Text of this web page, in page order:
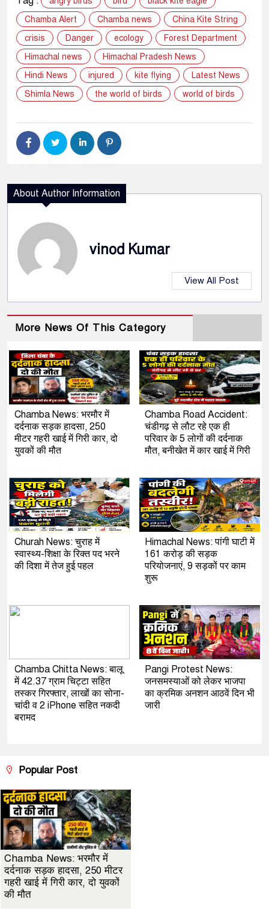
Chamba Alert
Chamba news
China Kite String
crisis
Danger ecology
Forest Department
Himachal news
Himachal Pradesh News
Hindi News
injured kite flying
Latest News
Shimla News
the world of birds world of birds
About Author Information
vinod Kumar
View All Post
More News Of This Category
Chamba News: भरमौर में
दर्दनाक सड़क हादसा, 250
मीटर गहरी खाई में गिरी कार, दो
युवकों की मौत
Chamba Road Accident:
चंडीगढ़ से लौट रहे एक ही
परिवार के 5 लोगों की दर्दनाक
मौत, बनीखेत में कार खाई में गिरी
Churah News: चुराह में
स्वास्थ्य-शिक्षा के रिक्त पद भरने
की दिशा में तेज हुई पहल
Himachal News: पांगी घाटी में
161 करोड़ की सड़क
परियोजनाएं, 9 सड़कों पर काम
शुरू
Chamba Chitta News: बालू
में 42.37 ग्राम चिट्टा सहित
तस्कर गिरफ्तार, लाखों का सोना-
चांदी व 2 iPhone सहित नकदी
बरामद
Pangi Protest News:
जनसमस्याओं को लेकर भाजपा
का क्रमिक अनशन आठवें दिन भी
जारी
Popular Post
Chamba News: भरमौर में
दर्दनाक सड़क हादसा, 250 मीटर
गहरी खाई में गिरी कार, दो युवकों
की मौत